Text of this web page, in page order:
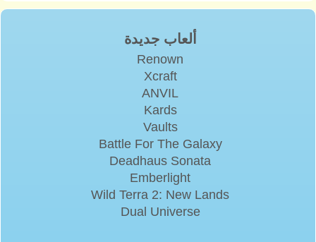
ألعاب جديدة
Renown
Xcraft
ANVIL
Kards
Vaults
Battle For The Galaxy
Deadhaus Sonata
Emberlight
Wild Terra 2: New Lands
Dual Universe